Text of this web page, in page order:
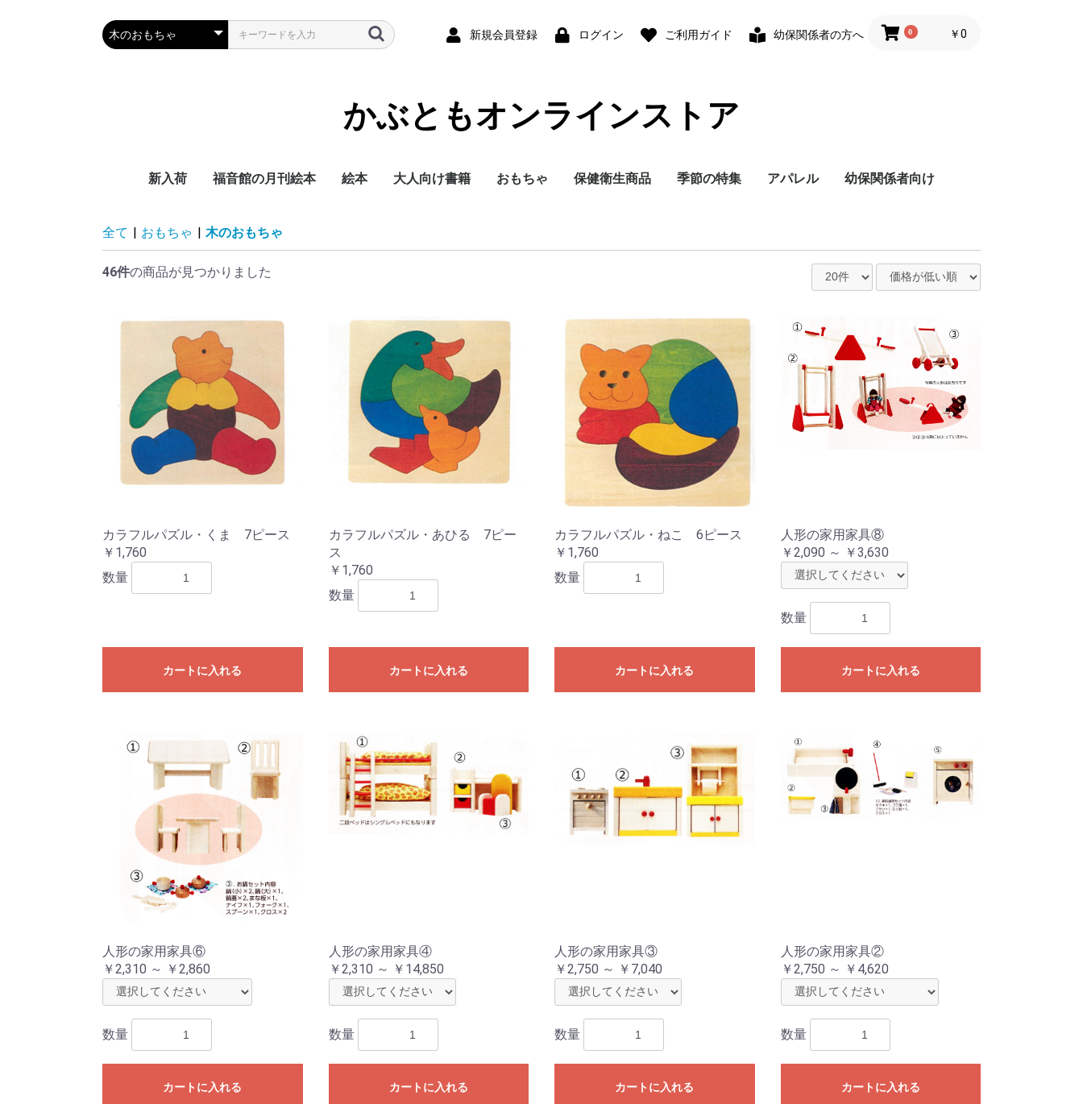
新規会員登録 ログイン ご利用ガイド 幼保関係者の方へ 0 ￥0
かぶともオンラインストア
新入荷 福音館の月刊絵本 絵本 大人向け書籍 おもちゃ 保健衛生商品 季節の特集 アパレル 幼保関係者向け
全て | おもちゃ | 木のおもちゃ
46件の商品が見つかりました
カラフルパズル・くま 7ピース
￥1,760
数量
カートに入れる
カラフルパズル・あひる 7ピー
ス
￥1,760
数量
カートに入れる
カラフルパズル・ねこ 6ピース
￥1,760
数量
カートに入れる
人形の家用家具⑧
￥2,090 ～ ￥3,630
数量
カートに入れる
人形の家用家具⑥
￥2,310 ～ ￥2,860
数量
カートに入れる
人形の家用家具④
￥2,310 ～ ￥14,850
数量
カートに入れる
人形の家用家具③
￥2,750 ～ ￥7,040
数量
カートに入れる
人形の家用家具②
￥2,750 ～ ￥4,620
数量
カートに入れる